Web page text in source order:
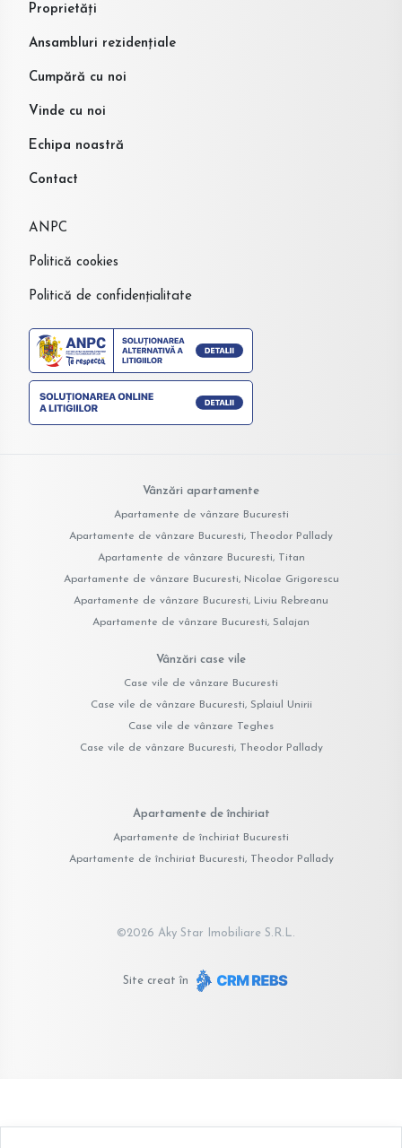
Proprietăți
Ansambluri rezidențiale
Cumpără cu noi
Vinde cu noi
Echipa noastră
Contact
ANPC
Politică cookies
Politică de confidențialitate
Vânzări apartamente
Apartamente de vânzare Bucuresti
Apartamente de vânzare Bucuresti, Theodor Pallady
Apartamente de vânzare Bucuresti, Titan
Apartamente de vânzare Bucuresti, Nicolae Grigorescu
Apartamente de vânzare Bucuresti, Liviu Rebreanu
Apartamente de vânzare Bucuresti, Salajan
Vânzări case vile
Case vile de vânzare Bucuresti
Case vile de vânzare Bucuresti, Splaiul Unirii
Case vile de vânzare Teghes
Case vile de vânzare Bucuresti, Theodor Pallady
Apartamente de închiriat
Apartamente de închiriat Bucuresti
Apartamente de închiriat Bucuresti, Theodor Pallady
©2026 Aky Star Imobiliare S.R.L.
Site creat în